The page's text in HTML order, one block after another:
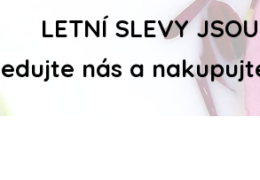
LETNÍ SLEVY
nás a